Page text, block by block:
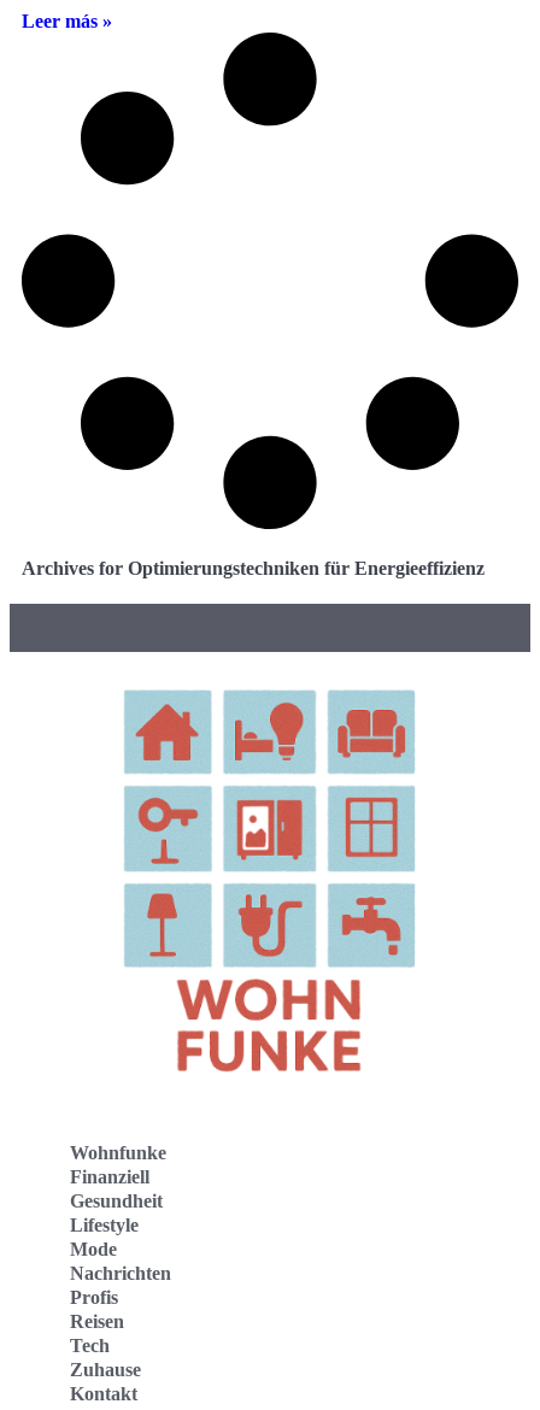
Leer más »
Archives for Optimierungstechniken für Energieeffizienz
Wohnfunke
Finanziell
Gesundheit
Lifestyle
Mode
Nachrichten
Profis
Reisen
Tech
Zuhause
Kontakt